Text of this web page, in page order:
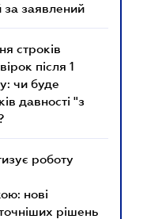
заявлений
строків
після 1
чи буде
давності "з
роботу
нові
рішень